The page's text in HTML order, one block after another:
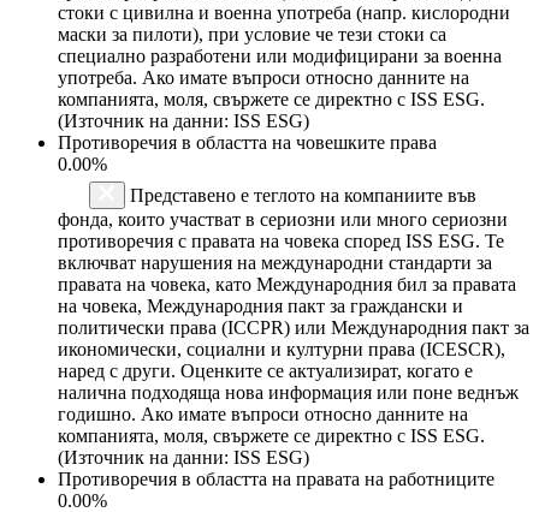
стоки с цивилна и военна употреба (напр. кислородни
маски за пилоти), при условие че тези стоки са
специално разработени или модифицирани за военна
употреба. Ако имате въпроси относно данните на
компанията, моля, свържете се директно с ISS ESG.
(Източник на данни: ISS ESG)
Противоречия в областта на човешките права
0.00%
Представено е теглото на компаниите във
фонда, които участват в сериозни или много сериозни
противоречия с правата на човека според ISS ESG. Те
включват нарушения на международни стандарти за
правата на човека, като Международния бил за правата
на човека, Международния пакт за граждански и
политически права (ICCPR) или Международния пакт за
икономически, социални и културни права (ICESCR),
наред с други. Оценките се актуализират, когато е
налична подходяща нова информация или поне веднъж
годишно. Ако имате въпроси относно данните на
компанията, моля, свържете се директно с ISS ESG.
(Източник на данни: ISS ESG)
Противоречия в областта на правата на работниците
0.00%